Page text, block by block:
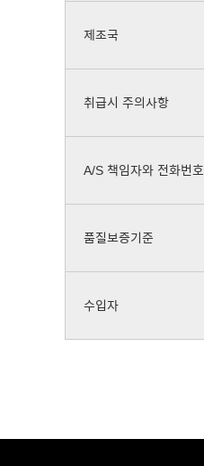
제조국
취급시 주의사항
A/S 책임자와 전화번호
품질보증기준
수입자